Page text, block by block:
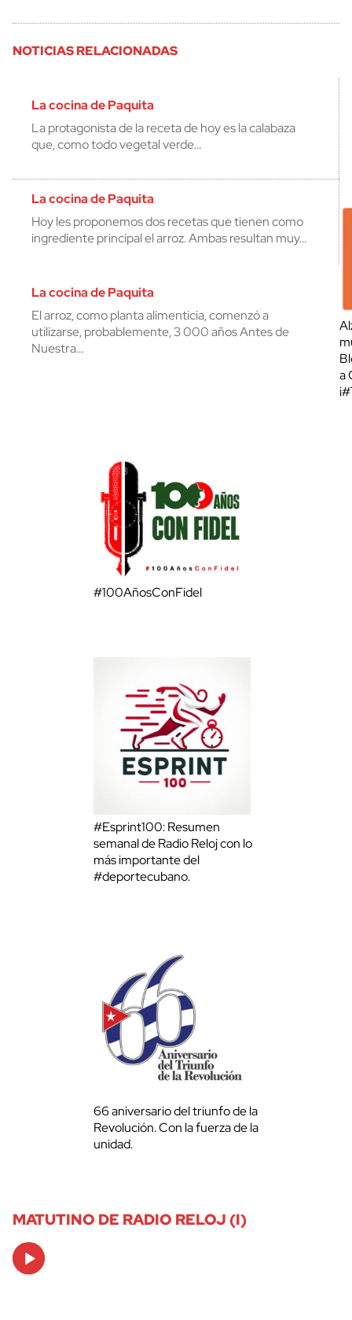
NOTICIAS RELACIONADAS
La cocina de Paquita
La protagonista de la receta de hoy es la calabaza
que, como todo vegetal verde…
La cocina de Paquita
Hoy les proponemos dos recetas que tienen como
ingrediente principal el arroz. Ambas resultan muy…
La cocina de Paquita
El arroz, como planta alimenticia, comenzó a
utilizarse, probablemente, 3 000 años Antes de
Nuestra…
a
#100AñosConFidel
#Esprint100: Resumen
semanal de Radio Reloj con lo
más importante del
#deportecubano.
66 aniversario del triunfo de la
Revolución. Con la fuerza de la
unidad.
MATUTINO DE RADIO RELOJ (I)
Audio
Player